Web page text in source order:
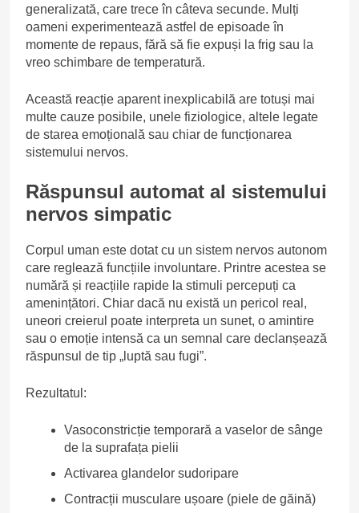
generalizată, care trece în câteva secunde. Mulți
oameni experimentează astfel de episoade în
momente de repaus, fără să fie expuși la frig sau la
vreo schimbare de temperatură.
Această reacție aparent inexplicabilă are totuși mai
multe cauze posibile, unele fiziologice, altele legate
de starea emoțională sau chiar de funcționarea
sistemului nervos.
Răspunsul automat al sistemului
nervos simpatic
Corpul uman este dotat cu un sistem nervos autonom
care reglează funcțiile involuntare. Printre acestea se
numără și reacțiile rapide la stimuli percepuți ca
amenințători. Chiar dacă nu există un pericol real,
uneori creierul poate interpreta un sunet, o amintire
sau o emoție intensă ca un semnal care declanșează
răspunsul de tip „luptă sau fugi”.
Rezultatul:
Vasoconstricție temporară a vaselor de sânge
de la suprafața pielii
Activarea glandelor sudoripare
Contracții musculare ușoare (piele de găină)